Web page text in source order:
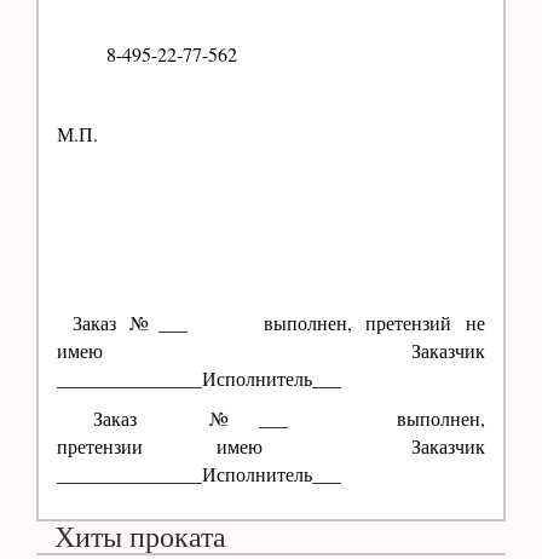
8-495-22-77-562
М.П.
Заказ №___ выполнен, претензий не
имею Заказчик
_______________Исполнитель___
Заказ №___ выполнен,
претензии имею Заказчик
_______________Исполнитель___
Хиты проката